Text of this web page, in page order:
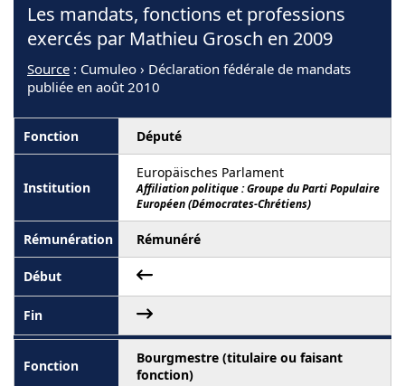
Les mandats, fonctions et professions
exercés par Mathieu Grosch en 2009
Source : Cumuleo › Déclaration fédérale de mandats
publiée en août 2010
Député
Europäisches Parlament
Affiliation politique : Groupe du Parti Populaire
Européen (Démocrates-Chrétiens)
Rémunéré
Bourgmestre (titulaire ou faisant
fonction)